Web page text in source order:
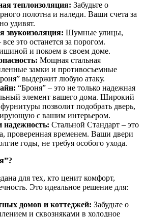
теплоизоляция: Забудьте о
полотна и наледи. Ваши счета за
удивят.
звукоизоляция: Шумные улицы,
это останется за порогом.
и покоем в своем доме.
Мощная стальная
замки и противосъемные
выдержит любую атаку.
“Броня” – это не только надежная
элемент вашего дома. Широкий
позволит подобрать дверь,
с вашим интерьером.
надежность: Стальной Стандарт – это
проверенная временем. Ваши двери
годы, не требуя особого ухода.
для тех, кто ценит комфорт,
Это идеальное решение для:
домов и коттеджей: Забудьте о
и сквозняками в холодное